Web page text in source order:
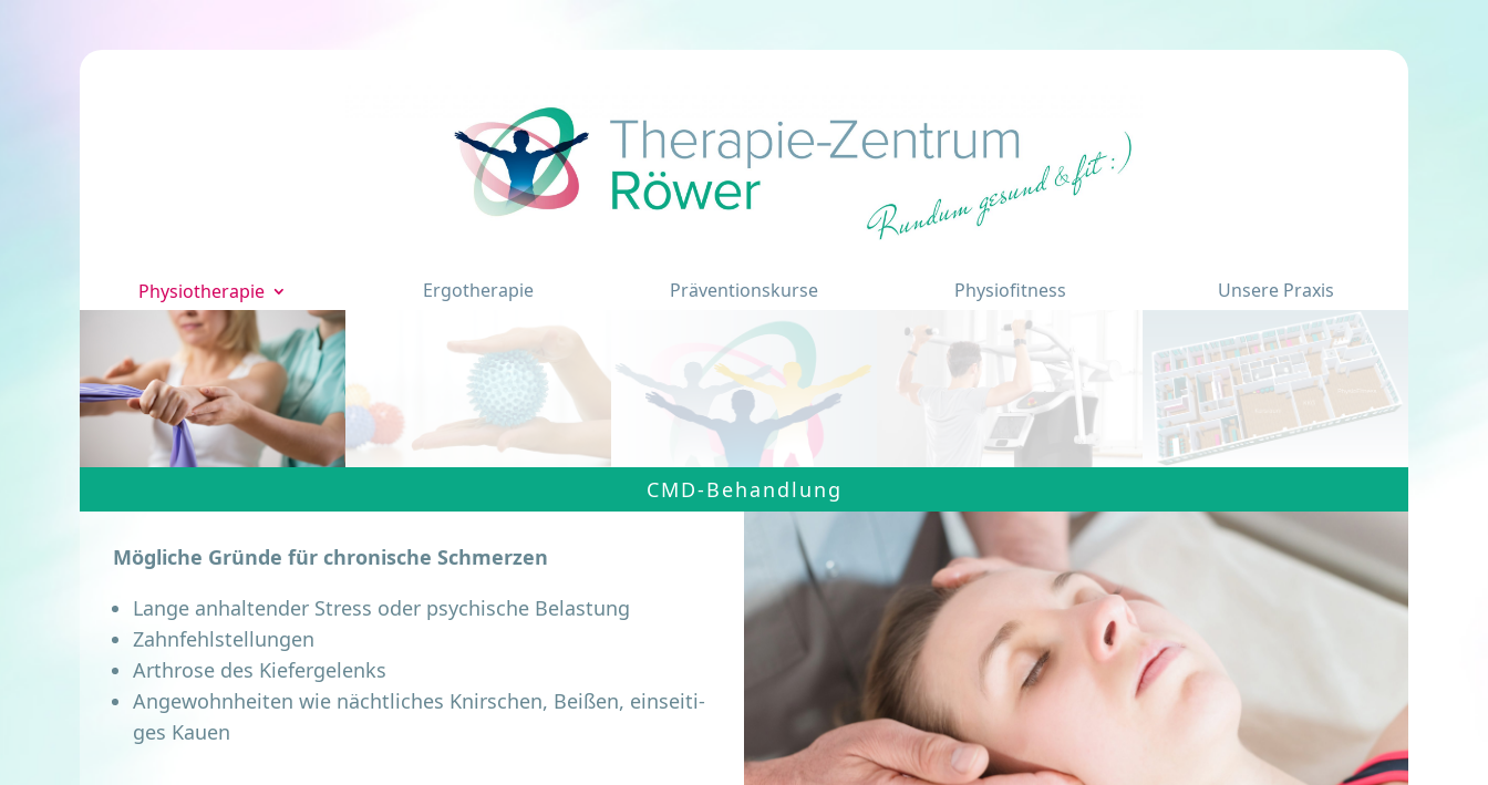
Physiotherapie Ergotherapie Präventionskurse Physiofitness Unsere Praxis
CMD-Behandlung
Mög­li­che Grün­de für chro­ni­sche Schmerzen
Lan­ge anhal­ten­der Stress oder psy­chi­sche Belastung
Zahn­fehl­stel­lun­gen
Arthro­se des Kiefergelenks
Ange­wohn­hei­ten wie nächt­li­ches Knir­schen, Beißen, ein­sei­ti­
ges Kauen